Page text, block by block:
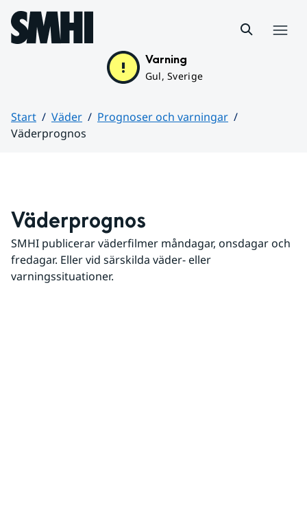
Hoppa till sidans innehåll
Varning
Gul, Sverige
Start Väder
Prognoser och varningar
Väderprognos
Väderprognos
SMHI publicerar väderfilmer måndagar, onsdagar och
fredagar. Eller vid särskilda väder- eller
varningssituationer.